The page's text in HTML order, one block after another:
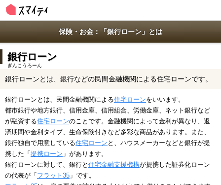
保険・お金：「銀行ローン」とは
銀行ローン
ぎんこうろーん
銀行ローンとは、銀行などの民間金融機関による住宅ローンです。
銀行ローンとは、民間金融機関による住宅ローンをいいます。
都市銀行や地方銀行、信用金庫、信用組合、労働金庫、ネット銀行など
が融資する住宅ローンのことです。金融機関によって金利が異なり、返
済期間や金利タイプ、生命保険付きなど多彩な商品があります。また、
銀行独自で用意している住宅ローン と、ハウスメーカーなどと銀行が提
携した「 提携ローン 」があります。
銀行ローンに対して、銀行と 住宅金融支援機構が提携した証券化ローン
の代表が「 フラット35 」です。